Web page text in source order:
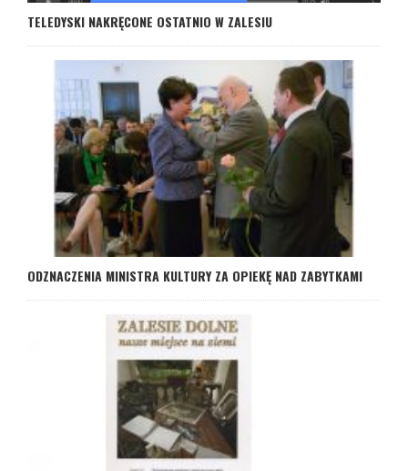
TELEDYSKI NAKRĘCONE OSTATNIO W ZALESIU
ODZNACZENIA MINISTRA KULTURY ZA OPIEKĘ NAD ZABYTKAMI